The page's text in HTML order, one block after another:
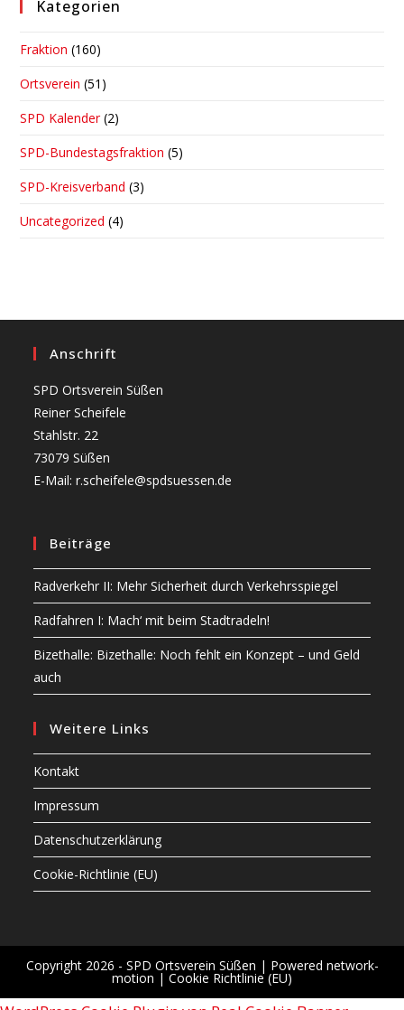
Kategorien
Fraktion (160)
Ortsverein (51)
SPD Kalender (2)
SPD-Bundestagsfraktion (5)
SPD-Kreisverband (3)
Uncategorized (4)
Anschrift
SPD Ortsverein Süßen
Reiner Scheifele
Stahlstr. 22
73079 Süßen
E-Mail: r.scheifele@spdsuessen.de
Beiträge
Radverkehr II: Mehr Sicherheit durch Verkehrsspiegel
Radfahren I: Mach‘ mit beim Stadtradeln!
Bizethalle: Bizethalle: Noch fehlt ein Konzept – und Geld
auch
Weitere Links
Kontakt
Impressum
Datenschutzerklärung
Cookie-Richtlinie (EU)
Copyright 2026 - SPD Ortsverein Süßen | Powered network-
motion | Cookie Richtlinie (EU)